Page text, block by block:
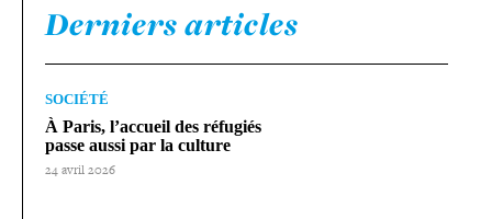
Derniers articles
SOCIÉTÉ
À Paris, l’accueil des réfugiés
passe aussi par la culture
24 avril 2026